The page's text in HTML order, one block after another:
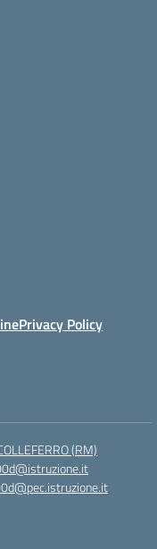
Privacy Policy
(RM)